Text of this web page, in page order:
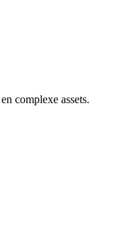
complexe assets.